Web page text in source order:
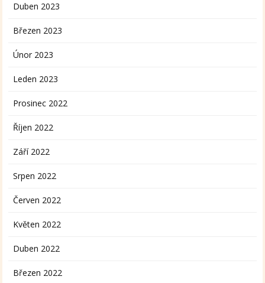
Duben 2023
Březen 2023
Únor 2023
Leden 2023
Prosinec 2022
Říjen 2022
Září 2022
Srpen 2022
Červen 2022
Květen 2022
Duben 2022
Březen 2022